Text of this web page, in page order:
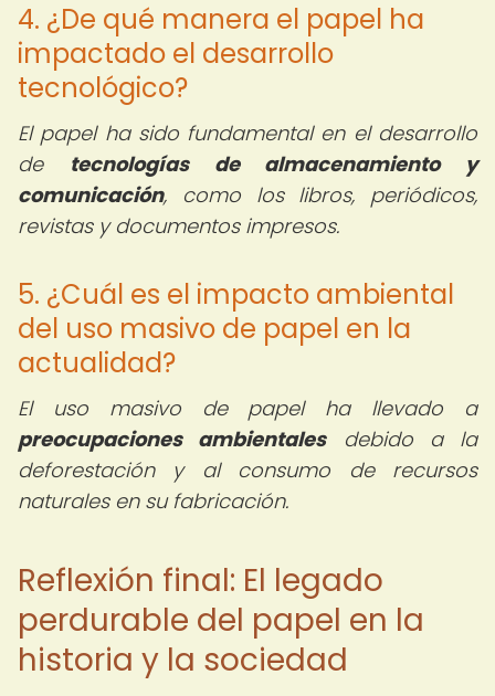
4. ¿De qué manera el papel ha
impactado el desarrollo
tecnológico?
El papel ha sido fundamental en el desarrollo
de tecnologías de almacenamiento y
comunicación, como los libros, periódicos,
revistas y documentos impresos.
5. ¿Cuál es el impacto ambiental
del uso masivo de papel en la
actualidad?
El uso masivo de papel ha llevado a
preocupaciones ambientalesdebido a la
deforestación y al consumo de recursos
naturales en su fabricación.
Reflexión final: El legado
perdurable del papel en la
historia y la sociedad